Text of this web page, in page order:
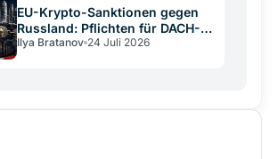
EU-Krypto-Sanktionen gegen
Russland: Pflichten für DACH-
Betreiber
Ilya Bratanov 24 Juli 2026